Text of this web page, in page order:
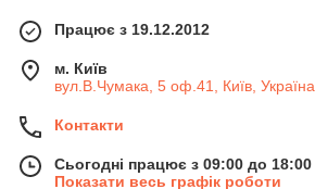
Працює з 19.12.2012
м. Київ
вул.В.Чумака, 5 оф.41, Київ, Україна
Контакти
Сьогодні працює з 09:00 до 18:00
Показати весь графік роботи